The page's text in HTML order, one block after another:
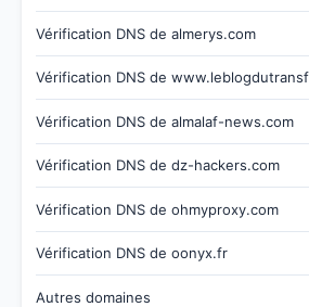
Vérification DNS de almerys.com
Vérification DNS de
Vérification DNS de almalaf-news.com
Vérification DNS de dz-hackers.com
Vérification DNS de ohmyproxy.com
Vérification DNS de oonyx.fr
Autres domaines